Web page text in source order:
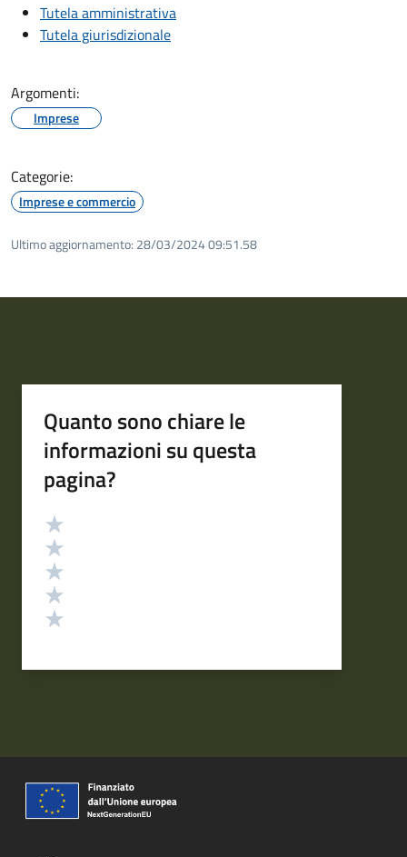
Tutela amministrativa
Tutela giurisdizionale
Argomenti:
Imprese
Categorie:
Imprese e commercio
Ultimo aggiornamento: 28/03/2024 09:51.58
Quanto sono chiare le
informazioni su questa
pagina?
Valutazione